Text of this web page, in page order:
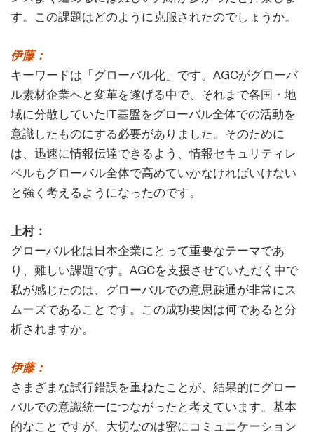
す。この課題はどのように克服されたのでしょうか。
伊藤：
キーワードは「グローバル化」です。AGCがグローバ
ル素材企業へと変革を遂げる中で、それまで各国・地
域に分散していたIT基盤をグローバル全体での活動を
意識したものにする必要がありました。そのために
は、迅速に情報伝達できるよう、情報セキュリティレ
ベルもグローバル全体で高めていかなければいけない
と強く考えるようになったのです。
上村：
グローバル化は日本企業にとって重要なテーマであ
り、難しい課題です。AGCを支援させていただく中で
私が感じたのは、グローバルでの意思疎通が非常にス
ムーズであることです。この成功要因は何であると分
析されますか。
伊藤：
さまざまな試行錯誤を重ねたことが、結果的にグロー
バルでの意識統一につながったと考えています。基本
的なことですが、大切なのは密にコミュニケーション